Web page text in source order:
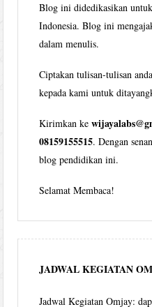
Blog ini didedikasikan
Indonesia. Blog ini
dalam menulis.
Ciptakan tulisan-tulisan
kepada kami untuk
Kirimkan ke
08159155515. Dengan
blog pendidikan ini.
Selamat Membaca!
JADWAL KEGIATAN
Jadwal Kegiatan Omjay: